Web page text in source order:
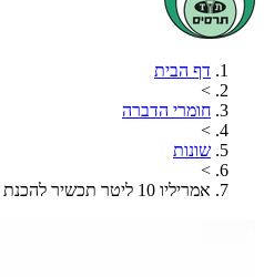
דף הבית
>
חומרי הדברה
>
שונות
>
אמריליו 10 ליטר תכשיר להכנת לוחות דביקים ללכידת חרקים